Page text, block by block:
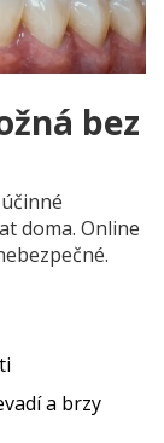
bez
doma. Online
a brzy